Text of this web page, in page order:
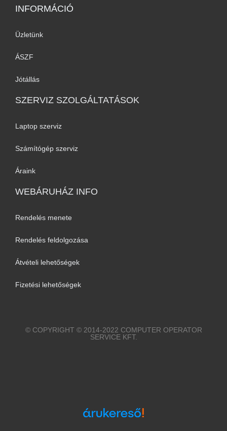
INFORMÁCIÓ​
Üzletünk
ÁSZF
Jótállás
SZERVIZ SZOLGÁLTATÁSOK
Laptop szerviz
Számítógép szerviz
Áraink
WEBÁRUHÁZ INFO
Rendelés menete
Rendelés feldolgozása
Átvételi lehetőségek
Fizetési lehetőségek
© COPYRIGHT © 2014-2022 COMPUTER OPERATOR
SERVICE KFT.